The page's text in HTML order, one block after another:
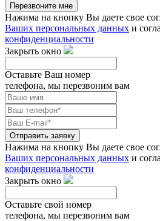
Перезвоните мне
Нажима на кнопку Вы даете свое
Ваших персональных данных и
конфиденциальности
Закрыть окно
Оставьте Ваш номер
телефона, мы перезвоним вам
Отправить заявку
Нажима на кнопку Вы даете свое
Ваших персональных данных и
конфиденциальности
Закрыть окно
Оставьте свой номер
телефона, мы перезвоним вам